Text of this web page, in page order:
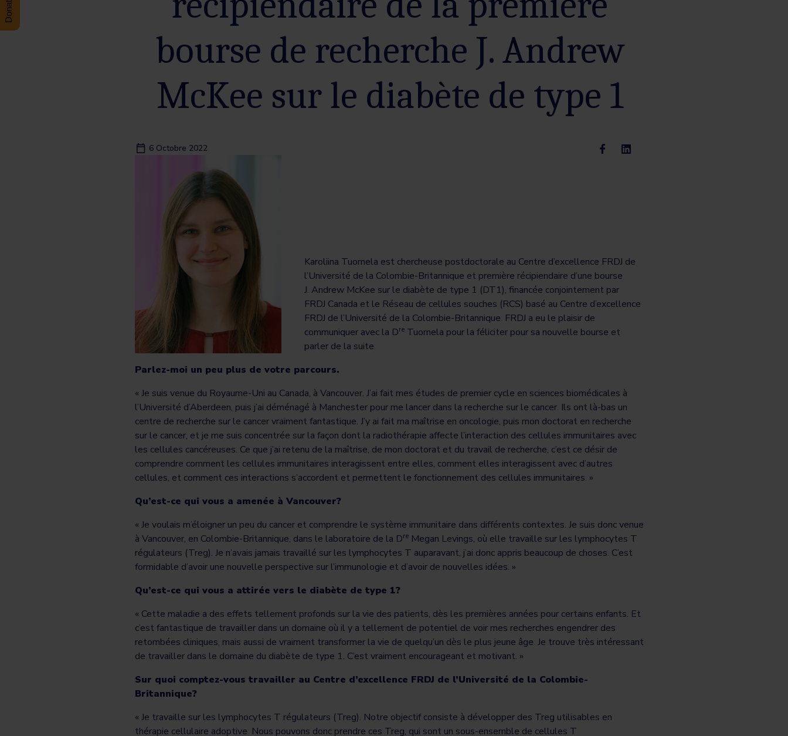
bourse de recherche J. Andrew
McKee sur le diabète de type 1
6 Octobre 2022
Karoliina Tuomela est chercheuse postdoctorale au Centre d’excellence FRDJ de
l’Université de la Colombie-Britannique et première récipiendaire d’une bourse
J. Andrew McKee sur le diabète de type 1 (DT1), financée conjointement par
FRDJ Canada et le Réseau de cellules souches (RCS) basé au Centre d’excellence
FRDJ de l’Université de la Colombie-Britannique. FRDJ a eu le plaisir de
communiquer avec la Dre Tuomela pour la féliciter pour sa nouvelle bourse et
parler de la suite.
Parlez-moi un peu plus de votre parcours.
« Je suis venue du Royaume-Uni au Canada, à Vancouver. J’ai fait mes études de premier cycle en sciences biomédicales à
l’Université d’Aberdeen, puis j’ai déménagé à Manchester pour me lancer dans la recherche sur le cancer. Ils ont là-bas un
centre de recherche sur le cancer vraiment fantastique. J’y ai fait ma maîtrise en oncologie, puis mon doctorat en recherche
sur le cancer, et je me suis concentrée sur la façon dont la radiothérapie affecte l’interaction des cellules immunitaires avec
les cellules cancéreuses. Ce que j’ai retenu de la maîtrise, de mon doctorat et du travail de recherche, c’est ce désir de
comprendre comment les cellules immunitaires interagissent entre elles, comment elles interagissent avec d’autres
cellules, et comment ces interactions s’accordent et permettent le fonctionnement des cellules immunitaires. »
Qu’est-ce qui vous a amenée à Vancouver?
« Je voulais m’éloigner un peu du cancer et comprendre le système immunitaire dans différents contextes. Je suis donc venue
à Vancouver, en Colombie-Britannique, dans le laboratoire de la DreMegan Levings, où elle travaille sur les lymphocytes T
régulateurs (Treg). Je n’avais jamais travaillé sur les lymphocytes T auparavant, j’ai donc appris beaucoup de choses. C’est
formidable d’avoir une nouvelle perspective sur l’immunologie et d’avoir de nouvelles idées. »
Qu’est-ce qui vous a attirée vers le diabète de type 1?
« Cette maladie a des effets tellement profonds sur la vie des patients, dès les premières années pour certains enfants. Et
c’est fantastique de travailler dans un domaine où il y a tellement de potentiel de voir mes recherches engendrer des
retombées cliniques, mais aussi de vraiment transformer la vie de quelqu’un dès le plus jeune âge. Je trouve très intéressant
de travailler dans le domaine du diabète de type 1. C’est vraiment encourageant et motivant. »
Sur quoi comptez-vous travailler au Centre d’excellence FRDJ de l’Université de la Colombie-
Britannique?
« Je travaille sur les lymphocytes T régulateurs (Treg). Notre objectif consiste à développer des Treg utilisables en
thérapie cellulaire adoptive. Nous pouvons donc prendre ces Treg, qui sont un sous-ensemble de cellules T